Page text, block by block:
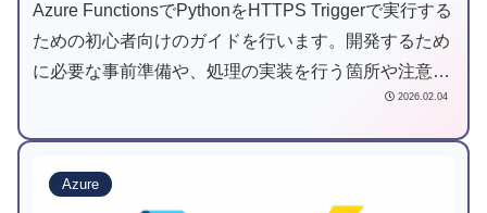
Azure FunctionsでPythonをHTTPS Triggerで実行する
ための初心者向けのガイドを行います。開発するため
に必要な事前準備や、処理の実装を行う箇所や注意点
2026.02.04
Azure